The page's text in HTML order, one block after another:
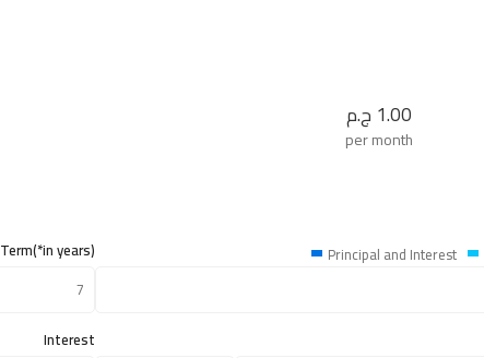
1.00 ج.م
per month
Principal and Interest
Term(*in years)
Interest